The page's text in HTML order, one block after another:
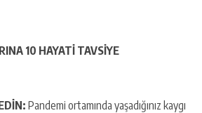
10 HAYATİ TAVSİYE
Pandemi ortamında yaşadığınız kaygı